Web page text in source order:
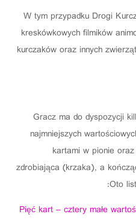
W tym przypadku Drogi
kreskówkowych filmików
kurczaków oraz innych
Gracz ma do dyspozycji
najmniejszych
kartami w pionie
zdrobiająca (krzaka), a
Oto
Pięć kart – cztery małe